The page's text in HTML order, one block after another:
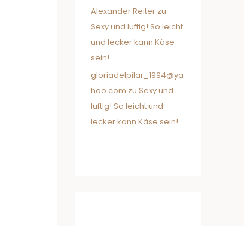
Alexander Reiter zu
Sexy und luftig! So leicht
und lecker kann Käse
sein!
gloriadelpilar_1994@ya
hoo.com zu Sexy und
luftig! So leicht und
lecker kann Käse sein!